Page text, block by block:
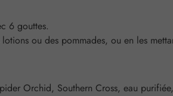
6 gouttes.
ou des pommades, ou en les
Orchid, Southern Cross, eau